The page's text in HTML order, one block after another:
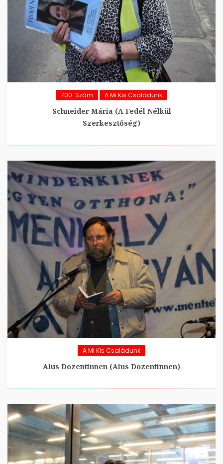
700. Szám A Mi Kis Családunk
Schneider Mária (A Fedél Nélkül
Szerkesztőség)
A Mi Kis Családunk
Alus Dozentinnen (Alus Dozentinnen)